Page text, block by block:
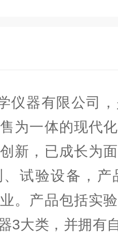
仪器有限公司
为一体的现代
新，已成长为
试验设备，
。产品包括实
3大类，并拥有